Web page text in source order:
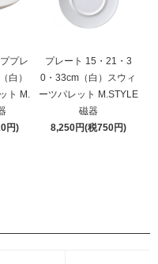
プレ
白）
ト M.
円)
プレート 15・21・3
0・33cm（白）スウィ
ーツパレット M.STYLE
磁器
8,250円(税750円)